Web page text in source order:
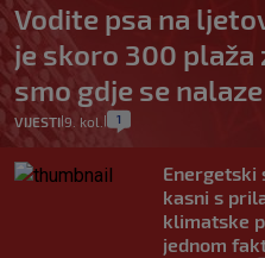
Vodite psa na
je skoro 300 plaža
smo gdje se nalaze
VIJESTI 9. kol. 1
Energetski
kasni s
klimatske
jednom